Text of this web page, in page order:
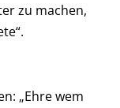
zu machen,
„Ehre wem